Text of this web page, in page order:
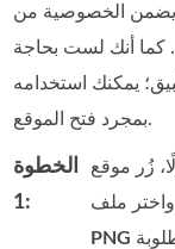
يضمن الخصوصية من
كما أنك لست بحاجة
يمكنك استخدامه
بمجرد فتح الموقع.
الخطوة
1:
واختر ملف
PNG